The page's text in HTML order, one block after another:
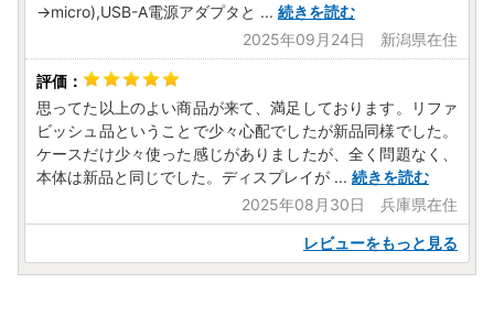
→micro),USB-A電源アダプタと ... 続きを読む
2025年09月24日 新潟県在住
思ってた以上のよい商品が来て、満足しております。リファ
ビッシュ品ということで少々心配でしたが新品同様でした。
ケースだけ少々使った感じがありましたが、全く問題なく、
本体は新品と同じでした。ディスプレイが ... 続きを読む
2025年08月30日 兵庫県在住
レビューをもっと見る